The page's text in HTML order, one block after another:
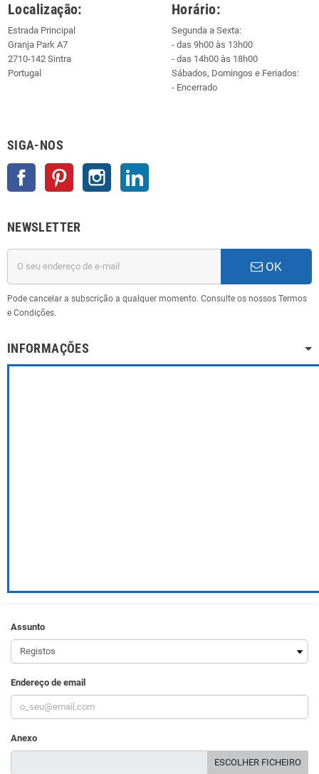
Localização:
Estrada Principal
Granja Park A7
2710-142 Sintra
Portugal
Horário:
Segunda a Sexta:
- das 9h00 às 13h00
- das 14h00 às 18h00
Sábados, Domingos e Feriados:
- Encerrado
SIGA-NOS
Facebook Pinterest Instagram
NEWSLETTER
OK
Pode cancelar a subscrição a qualquer momento. Consulte os nossos Termos
e Condições.
INFORMAÇÕES
Assunto
Endereço de email
Anexo
ESCOLHER FICHEIRO